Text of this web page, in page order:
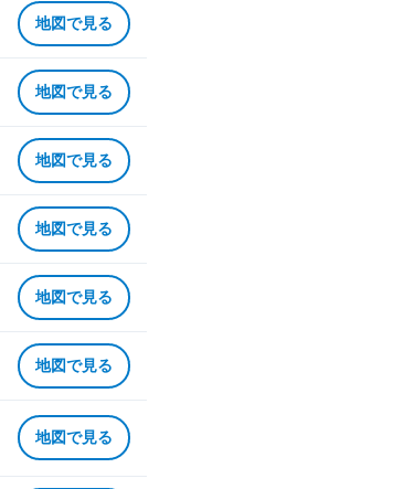
地図で見る
地図で見る
地図で見る
地図で見る
地図で見る
地図で見る
地図で見る